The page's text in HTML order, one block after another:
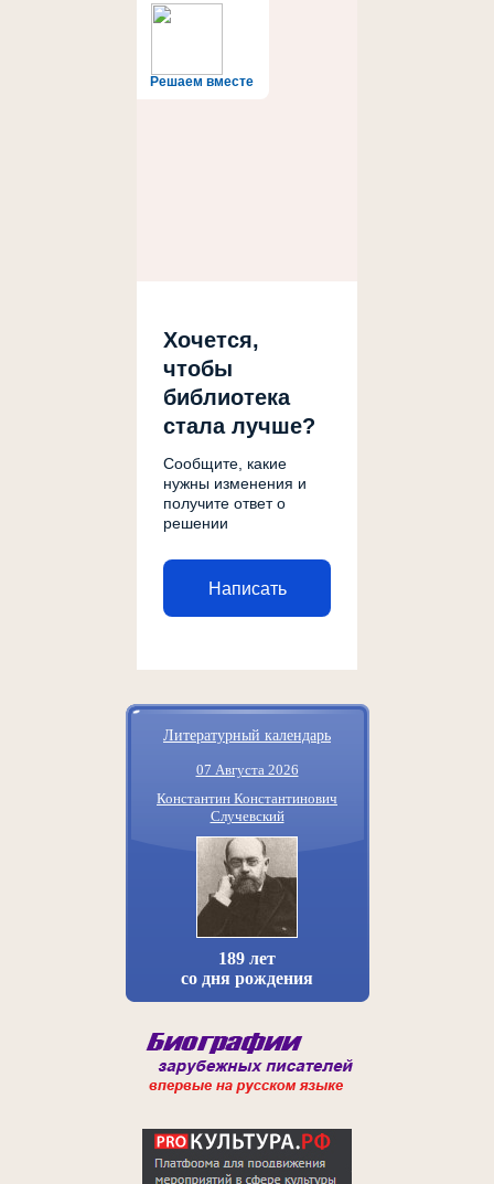
Решаем вместе
Хочется,
чтобы
библиотека
стала лучше?
Сообщите, какие
нужны изменения и
получите ответ о
решении
Написать
Литературный календарь
07 Августа 2026
Константин Константинович
Случевский
189 лет
со дня рождения